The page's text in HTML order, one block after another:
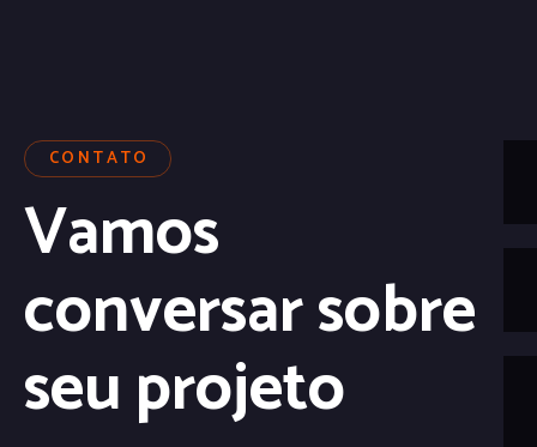
CONTATO
Vamos
conversar sobre
seu projeto